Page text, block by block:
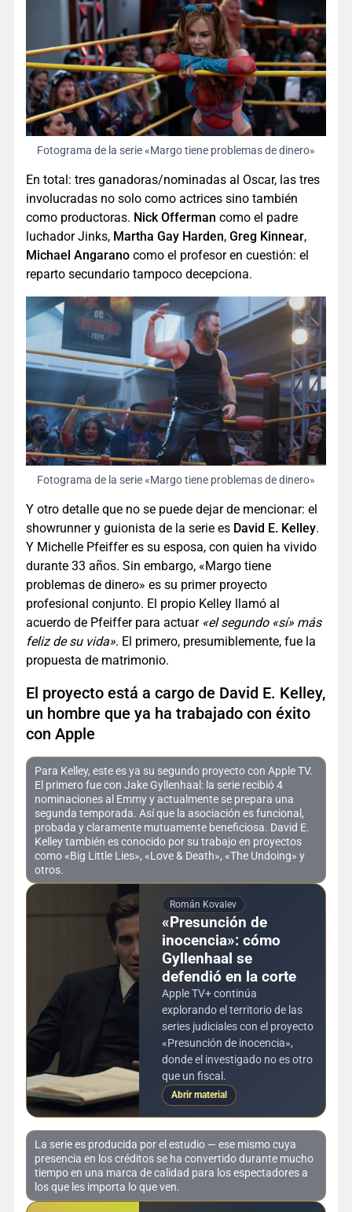
Fotograma de la serie «Margo tiene problemas de dinero»
En total: tres ganadoras/nominadas al Oscar, las tres
involucradas no solo como actrices sino también
como productoras. Nick Offerman como el padre
luchador Jinks, Martha Gay Harden, Greg Kinnear,
Michael Angarano como el profesor en cuestión: el
reparto secundario tampoco decepciona.
Fotograma de la serie «Margo tiene problemas de dinero»
Y otro detalle que no se puede dejar de mencionar: el
showrunner y guionista de la serie es David E. Kelley.
Y Michelle Pfeiffer es su esposa, con quien ha vivido
durante 33 años. Sin embargo, «Margo tiene
problemas de dinero» es su primer proyecto
profesional conjunto. El propio Kelley llamó al
acuerdo de Pfeiffer para actuar «el segundo «sí» más
feliz de su vida». El primero, presumiblemente, fue la
propuesta de matrimonio.
El proyecto está a cargo de David E. Kelley,
un hombre que ya ha trabajado con éxito
con Apple
Para Kelley, este es ya su segundo proyecto con Apple TV.
El primero fue con Jake Gyllenhaal: la serie recibió 4
nominaciones al Emmy y actualmente se prepara una
segunda temporada. Así que la asociación es funcional,
probada y claramente mutuamente beneficiosa. David E.
Kelley también es conocido por su trabajo en proyectos
como «Big Little Lies», «Love & Death», «The Undoing» y
otros.
Román Kovalev
«Presunción de
inocencia»: cómo
Gyllenhaal se
defendió en la corte
Apple TV+ continúa
explorando el territorio de las
series judiciales con el proyecto
«Presunción de inocencia»,
donde el investigado no es otro
que un fiscal.
Abrir material
La serie es producida por el estudio — ese mismo cuya
presencia en los créditos se ha convertido durante mucho
tiempo en una marca de calidad para los espectadores a
los que les importa lo que ven.